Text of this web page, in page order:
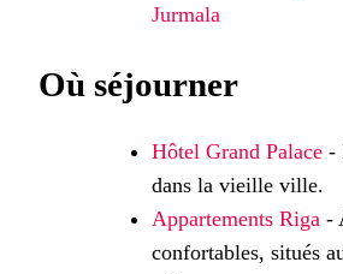
Jurmala
Où séjourner
Hôtel Grand Palace -
dans la vieille ville.
Appartements Riga -
confortables, situés